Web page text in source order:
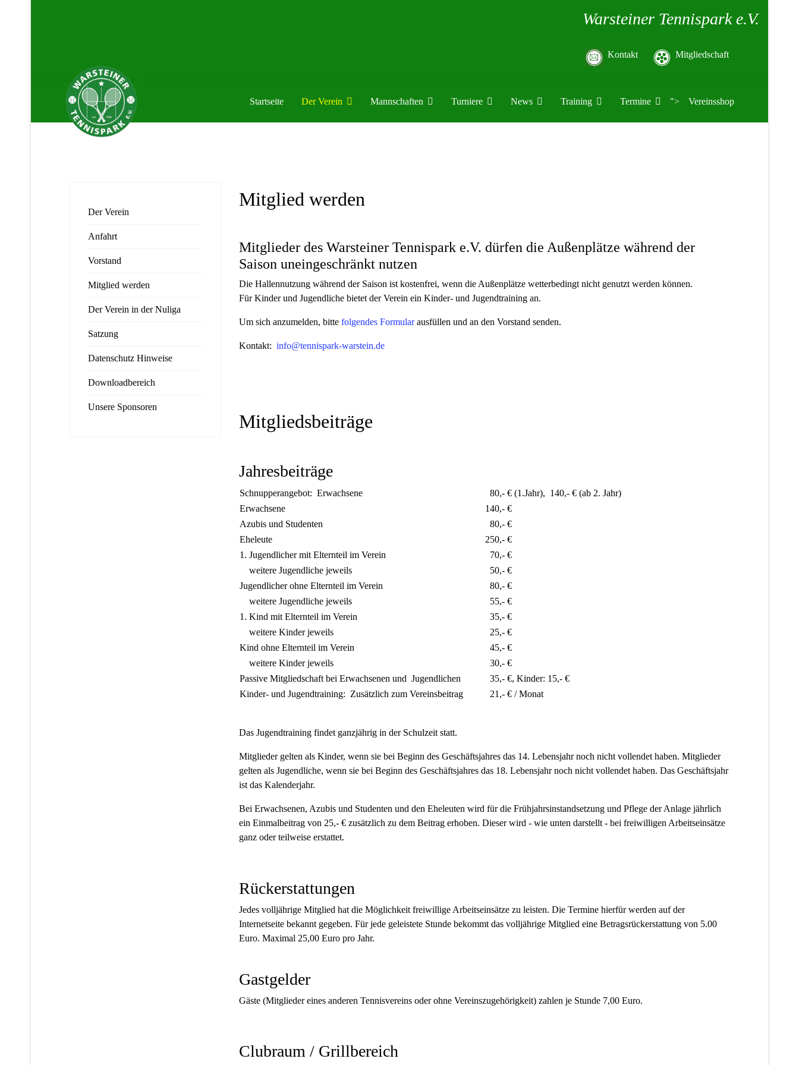
Warsteiner Tennispark e.V.
Kontakt Mitgliedschaft
Startseite Der Verein Mannschaften Turniere News Training Termine "> Vereinsshop
Der Verein
Anfahrt
Vorstand
Mitglied werden
Der Verein in der Nuliga
Satzung
Datenschutz Hinweise
Downloadbereich
Unsere Sponsoren
Mitglied werden
Mitglieder des Warsteiner Tennispark e.V. dürfen die Außenplätze während der
Saison uneingeschränkt nutzen
Die Hallennutzung während der Saison ist kostenfrei, wenn die Außenplätze wetterbedingt nicht genutzt werden können.
Für Kinder und Jugendliche bietet der Verein ein Kinder- und Jugendtraining an.
Um sich anzumelden, bitte folgendes Formularausfüllen und an den Vorstand senden.
Kontakt: info@tennispark-warstein.de
Mitgliedsbeiträge
Jahresbeiträge
Schnupperangebot: Erwachsene
80,- € (1.Jahr), 140,- € (ab 2. Jahr)
Erwachsene
140,- €
Azubis und Studenten
80,- €
Eheleute
250,- €
1. Jugendlicher mit Elternteil im Verein
70,- €
weitere Jugendliche jeweils
50,- €
Jugendlicher ohne Elternteil im Verein
80,- €
weitere Jugendliche jeweils
55,- €
1. Kind mit Elternteil im Verein
35,- €
weitere Kinder jeweils
25,- €
Kind ohne Elternteil im Verein
45,- €
weitere Kinder jeweils
30,- €
Passive Mitgliedschaft bei Erwachsenen und Jugendlichen
35,- €, Kinder: 15,- €
Kinder- und Jugendtraining: Zusätzlich zum Vereinsbeitrag
21,- € / Monat
Das Jugendtraining findet ganzjährig in der Schulzeit statt.
Mitglieder gelten als Kinder, wenn sie bei Beginn des Geschäftsjahres das 14. Lebensjahr noch nicht vollendet haben. Mitglieder
gelten als Jugendliche, wenn sie bei Beginn des Geschäftsjahres das 18. Lebensjahr noch nicht vollendet haben. Das Geschäftsjahr
ist das Kalenderjahr.
Bei Erwachsenen, Azubis und Studenten und den Eheleuten wird für die Frühjahrsinstandsetzung und Pflege der Anlage jährlich
ein Einmalbeitrag von 25,- € zusätzlich zu dem Beitrag erhoben. Dieser wird - wie unten darstellt - bei freiwilligen Arbeitseinsätze
ganz oder teilweise erstattet.
Rückerstattungen
Jedes volljährige Mitglied hat die Möglichkeit freiwillige Arbeitseinsätze zu leisten. Die Termine hierfür werden auf der
Internetseite bekannt gegeben. Für jede geleistete Stunde bekommt das volljährige Mitglied eine Betragsrückerstattung von 5.00
Euro. Maximal 25,00 Euro pro Jahr.
Gastgelder
Gäste (Mitglieder eines anderen Tennisvereins oder ohne Vereinszugehörigkeit) zahlen je Stunde 7,00 Euro.
Clubraum / Grillbereich